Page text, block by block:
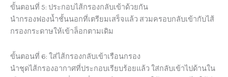
ขั้นตอนที่ 5: ประกอบไส้กรองกลับเข้าด้วยกัน
นำกรองฟองน้ำชั้นนอกที่เตรียมเสร็จแล้ว สวมครอบกลับเข้ากับไส้
กรองกระดาษให้เข้าล็อกตามเดิม
ขั้นตอนที่ 6: ใส่ไส้กรองกลับเข้าเรือนกรอง
นำชุดไส้กรองอากาศที่ประกอบเรียบร้อยแล้ว ใส่กลับเข้าไปด้านใน